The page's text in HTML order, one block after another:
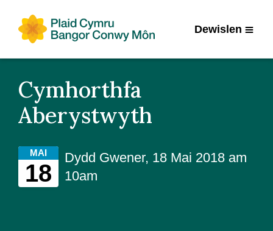
Dewislen
Cymhorthfa
Aberystwyth
MAI
18
Dydd Gwener, 18 Mai 2018 am
10am